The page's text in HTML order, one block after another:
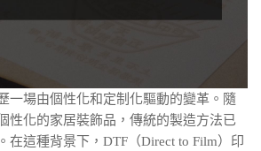
一場由個性化和定制化驅動的變革。隨
性化的家居裝飾品，傳統的製造方法已
在這種背景下，DTF（Direct to Film）印